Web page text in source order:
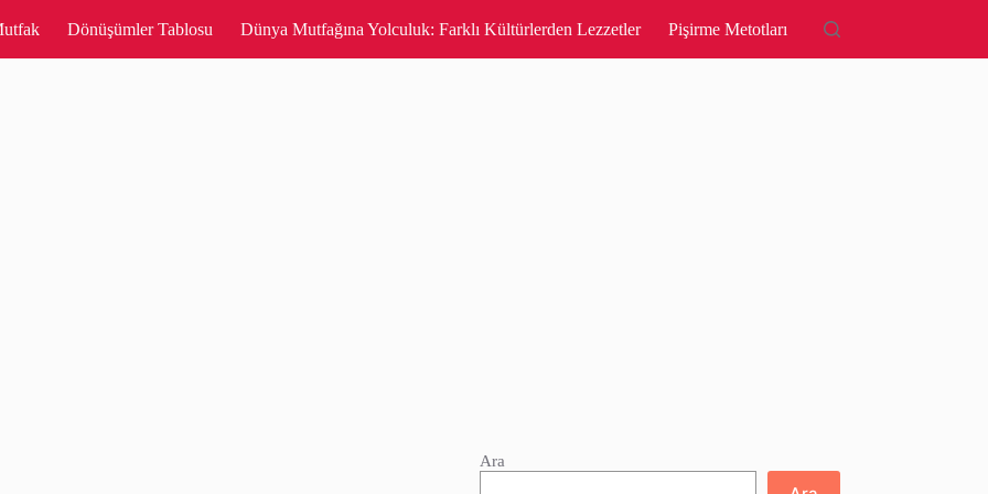
Dönüşümler Tablosu Dünya Mutfağına Yolculuk: Farklı Kültürlerden Lezzetler Pişirme Metotları
Ara